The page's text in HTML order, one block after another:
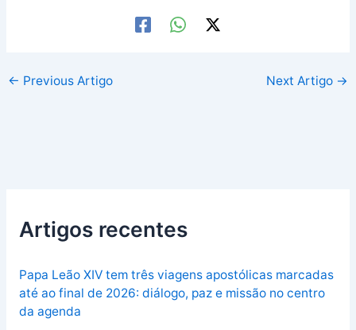
← Previous Artigo Next Artigo →
Artigos recentes
Papa Leão XIV tem três viagens apostólicas marcadas
até ao final de 2026: diálogo, paz e missão no centro
da agenda